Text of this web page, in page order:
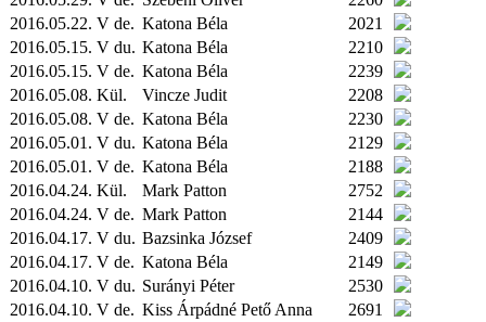
2016.05.22. V de. Katona Béla
2021
2016.05.15. V du. Katona Béla
2210
2016.05.15. V de. Katona Béla
2239
2016.05.08. Kül. Vincze Judit
2208
2016.05.08. V de. Katona Béla
2230
2016.05.01. V du. Katona Béla
2129
2016.05.01. V de. Katona Béla
2188
2016.04.24. Kül. Mark Patton
2752
2016.04.24. V de. Mark Patton
2144
2016.04.17. V du. Bazsinka József
2409
2016.04.17. V de. Katona Béla
2149
2016.04.10. V du. Surányi Péter
2530
2016.04.10. V de. Kiss Árpádné Pető Anna
2691